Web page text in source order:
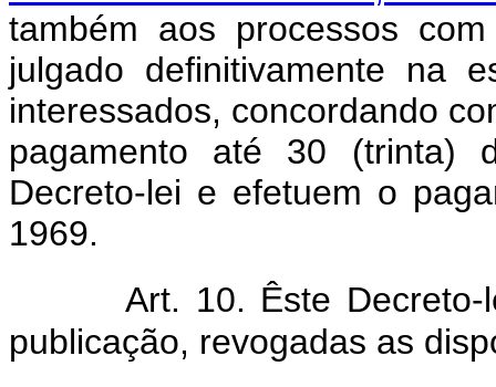
também aos processos
julgado definitivamente na
interessados, concordando
pagamento até 30 (trinta)
Decreto-lei e efetuem o
1969.
Art. 10. Êste
publicação, revogadas as